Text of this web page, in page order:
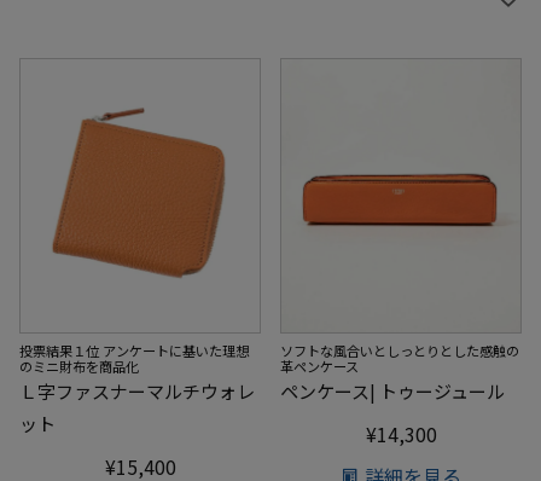
投票結果１位 アンケートに基いた理想
のミニ財布を商品化
Ｌ字ファスナーマルチウォレ
ット
¥15,400
ソフトな風合いとしっとりとした感触の
革ペンケース
ペンケース| トゥージュール
¥14,300